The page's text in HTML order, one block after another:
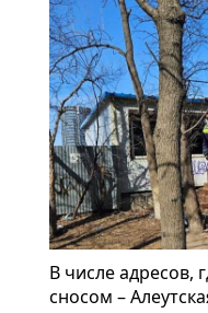
В числе адресов,
сносом –